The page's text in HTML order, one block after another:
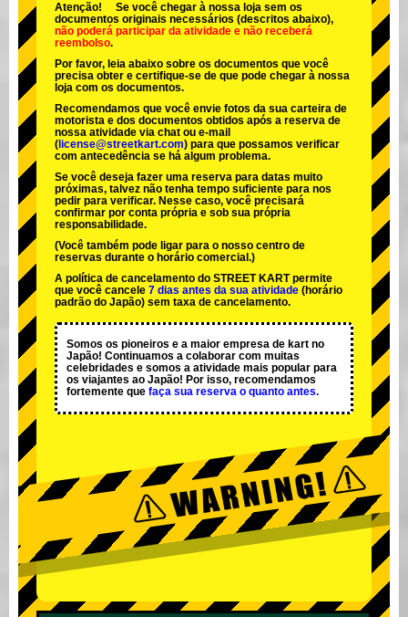
Okinawa
Atenção! Se você chegar à nossa loja sem os
documentos originais necessários (descritos abaixo),
não poderá participar da atividade e não receberá
reembolso.
Por favor, leia abaixo sobre os documentos que você
precisa obter e certifique-se de que pode chegar à nossa
loja com os documentos.
Recomendamos que você envie fotos da sua carteira de
motorista e dos documentos obtidos após a reserva de
nossa atividade via chat ou e-mail
( license@streetkart.com) para que possamos verificar
com antecedência se há algum problema.
Se você deseja fazer uma reserva para datas muito
próximas, talvez não tenha tempo suficiente para nos
pedir para verificar. Nesse caso, você precisará
confirmar por conta própria e sob sua própria
responsabilidade.
(Você também pode ligar para o nosso centro de
reservas durante o horário comercial.)
A política de cancelamento do STREET KART permite
que você cancele 7 dias antes da sua atividade (horário
padrão do Japão) sem taxa de cancelamento.
Somos os pioneiros e a maior empresa de kart no
Japão! Continuamos a colaborar com muitas
celebridades e somos a atividade mais popular para
os viajantes ao Japão! Por isso, recomendamos
fortemente que faça sua reserva o quanto antes.